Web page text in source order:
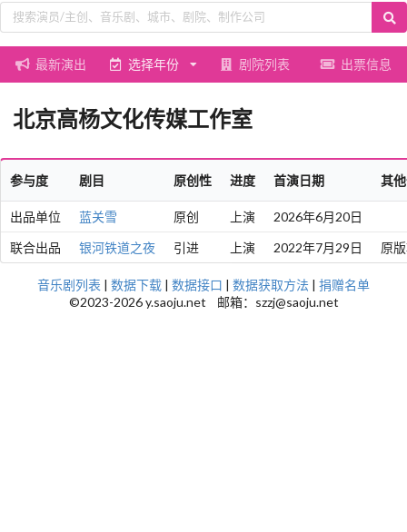
最新演出 选择年份 剧院列表 出票信息
北京高杨文化传媒工作室
参与度 剧目 原创性 进度 首演日期 其
出品单位 蓝关雪 原创 上演
2026年6月20日
联合出品
银河铁道之夜 引进 上演 2022年7月29日 原
音乐剧列表 | 数据下载 | 数据接口 | 数据获取方法 | 捐赠名单
©2023-2026 y.saoju.net 邮箱：szzj@saoju.net